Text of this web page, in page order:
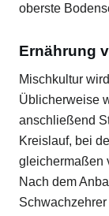
oberste
Ernährung
Mischkultur
Üblicherweise
anschließend
Kreislauf, bei
gleichermaßen
Nach dem